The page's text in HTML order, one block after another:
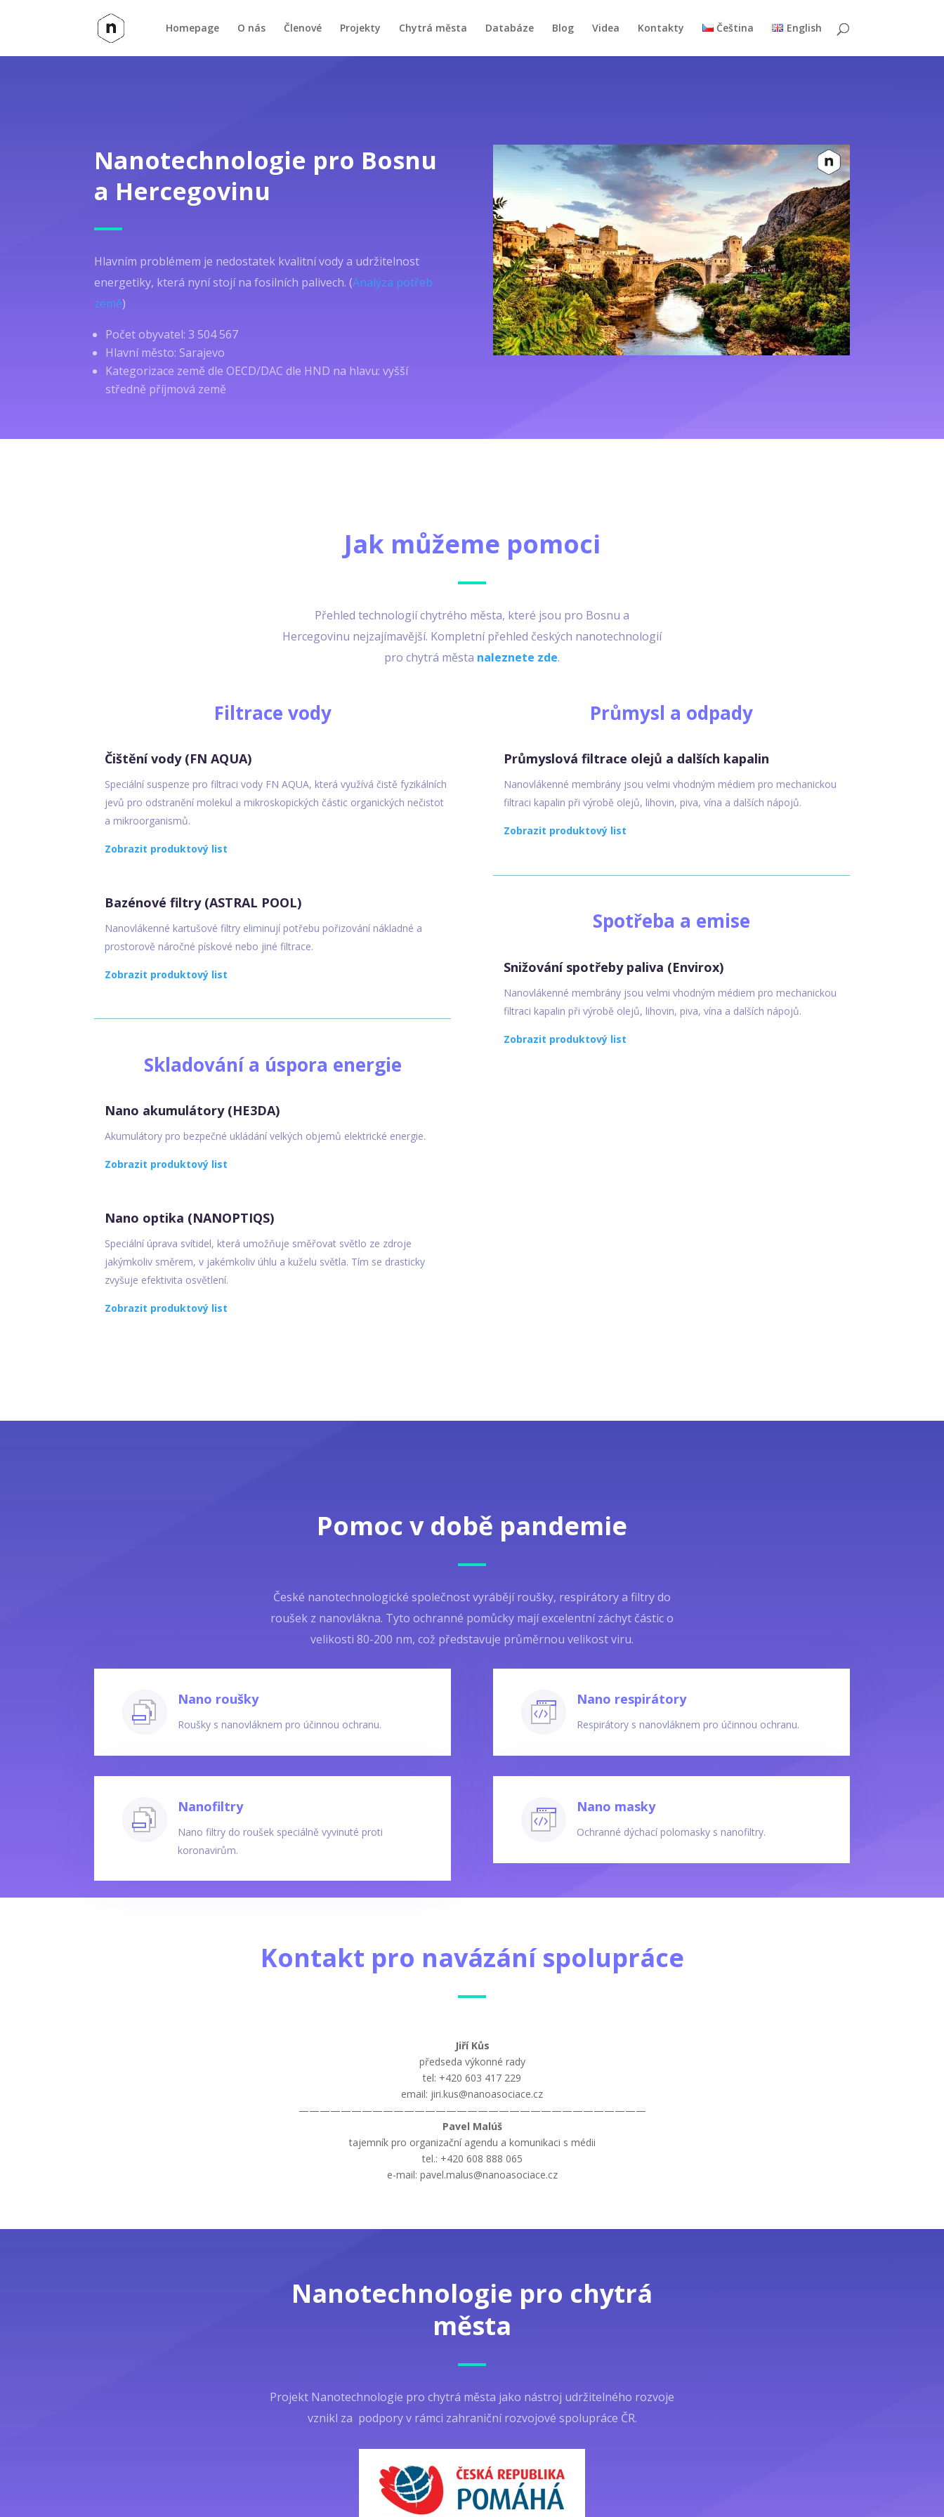
Homepage O nás Členové Projekty Chytrá města Databáze Blog Videa Kontakty Čeština English
Nanotechnologie pro Bosnu
a Hercegovinu
Hlavním problémem je nedostatek kvalitní vody a udržitelnost
energetiky, která nyní stojí na fosilních palivech. (Analýza potřeb
země)
Počet obyvatel: 3 504 567
Hlavní město: Sarajevo
Kategorizace země dle OECD/DAC dle HND na hlavu: vyšší
středně příjmová země
Jak můžeme pomoci
Přehled technologií chytrého města, které jsou pro Bosnu a
Hercegovinu nejzajímavější. Kompletní přehled českých nanotechnologií
pro chytrá města naleznete zde.
Filtrace vody
Čištění vody (FN AQUA)
Speciální suspenze pro filtraci vody FN AQUA, která využívá čistě fyzikálních
jevů pro odstranění molekul a mikroskopických částic organických nečistot
a mikroorganismů.
Zobrazit produktový list
Bazénové filtry (ASTRAL POOL)
Nanovlákenné kartušové filtry eliminují potřebu pořizování nákladné a
prostorově náročné pískové nebo jiné filtrace.
Zobrazit produktový list
Skladování a úspora energie
Nano akumulátory (HE3DA)
Akumulátory pro bezpečné ukládání velkých objemů elektrické energie.
Zobrazit produktový list
Nano optika (NANOPTIQS)
Speciální úprava svítidel, která umožňuje směřovat světlo ze zdroje
jakýmkoliv směrem, v jakémkoliv úhlu a kuželu světla. Tím se drasticky
zvyšuje efektivita osvětlení.
Zobrazit produktový list
Průmysl a odpady
Průmyslová filtrace olejů a dalších kapalin
Nanovlákenné membrány jsou velmi vhodným médiem pro mechanickou
filtraci kapalin při výrobě olejů, lihovin, piva, vína a dalších nápojů.
Zobrazit produktový list
Spotřeba a emise
Snižování spotřeby paliva (Envirox)
Nanovlákenné membrány jsou velmi vhodným médiem pro mechanickou
filtraci kapalin při výrobě olejů, lihovin, piva, vína a dalších nápojů.
Zobrazit produktový list
Pomoc v době pandemie
České nanotechnologické společnost vyrábějí roušky, respirátory a filtry do
roušek z nanovlákna. Tyto ochranné pomůcky mají excelentní záchyt částic o
velikosti 80-200 nm, což představuje průměrnou velikost viru.
Nano roušky
Roušky s nanovláknem pro účinnou ochranu.
Nanofiltry
Nano filtry do roušek speciálně vyvinuté proti
koronavirům.
Nano respirátory
Respirátory s nanovláknem pro účinnou ochranu.
Nano masky
Ochranné dýchací polomasky s nanofiltry.
Kontakt pro navázání spolupráce
Jiří Kůs
předseda výkonné rady
tel: +420 603 417 229
email: jiri.kus@nanoasociace.cz
—————————————————————————————————
Pavel Malúš
tajemník pro organizační agendu a komunikaci s médii
tel.: +420 608 888 065
e-mail: pavel.malus@nanoasociace.cz
Nanotechnologie pro chytrá
města
Projekt Nanotechnologie pro chytrá města jako nástroj udržitelného rozvoje
vznikl za podpory v rámci zahraniční rozvojové spolupráce ČR.